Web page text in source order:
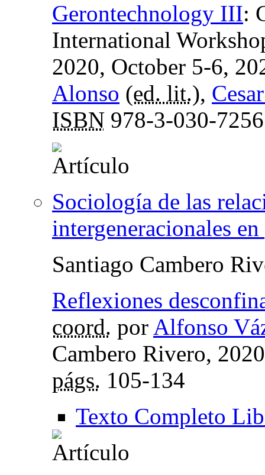
Gerontechnology III:
International
2020, October 5-6,
Alonso (ed. lit.),
ISBN 978-3-030-
Sociología de las
intergeneracionales
Santiago Cambero
Reflexiones
coord. por Alfonso
Cambero Rivero,
págs. 105-134
Texto Completo